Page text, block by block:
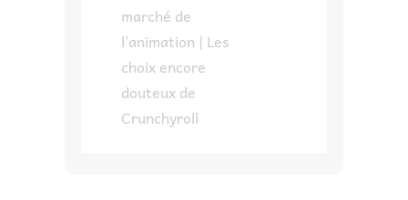
marché de
l’animation | Les
choix encore
douteux de
Crunchyroll